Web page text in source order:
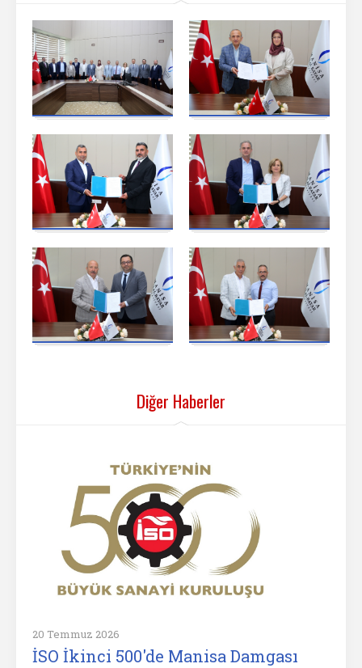
Diğer Haberler
20 Temmuz 2026
İSO İkinci 500'de Manisa Damgası